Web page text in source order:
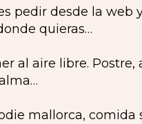
pedir desde la web
quieras…
al aire libre.